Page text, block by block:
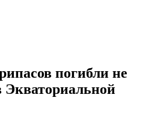
погибли не
Экваториальной